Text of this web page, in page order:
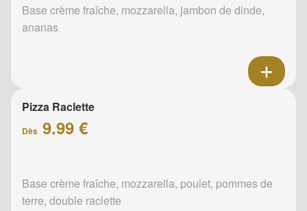
Base crème fraîche, mozzarella, jambon de dinde,
ananas
Pizza Raclette
Dès 9.99 €
Base crème fraîche, mozzarella, poulet, pommes de
terre, double raclette